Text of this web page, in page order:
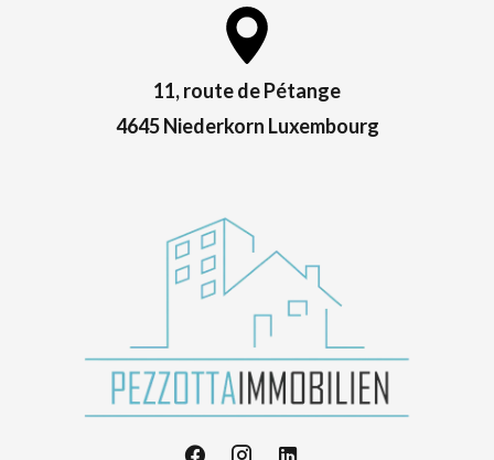
11, route de Pétange
4645 Niederkorn Luxembourg